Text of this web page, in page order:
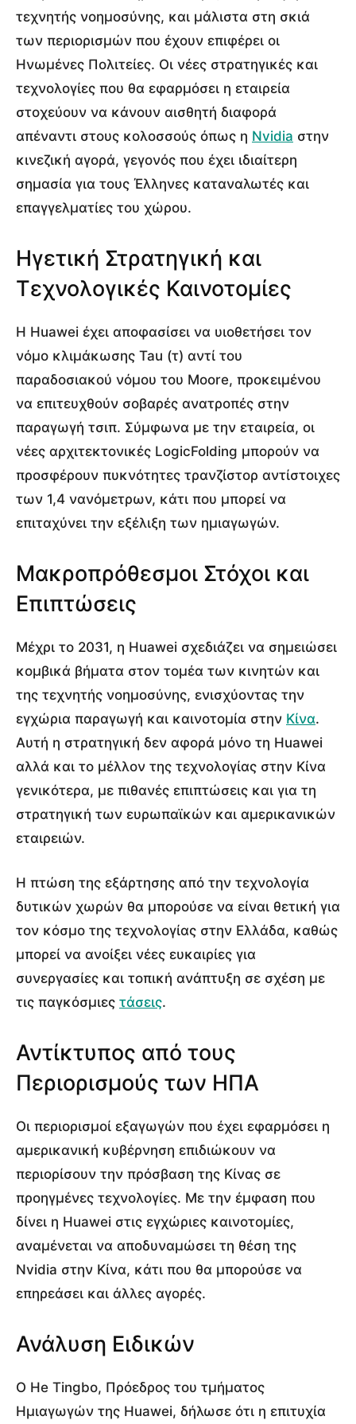
τεχνητής νοημοσύνης, και μάλιστα στη σκιά
των περιορισμών που έχουν επιφέρει οι
Ηνωμένες Πολιτείες. Οι νέες στρατηγικές και
τεχνολογίες που θα εφαρμόσει η εταιρεία
στοχεύουν να κάνουν αισθητή διαφορά
απέναντι στους κολοσσούς όπως η Nvidia στην
κινεζική αγορά, γεγονός που έχει ιδιαίτερη
σημασία για τους Έλληνες καταναλωτές και
επαγγελματίες του χώρου.
Ηγετική Στρατηγική και
Τεχνολογικές Καινοτομίες
Η Huawei έχει αποφασίσει να υιοθετήσει τον
νόμο κλιμάκωσης Tau (τ) αντί του
παραδοσιακού νόμου του Moore, προκειμένου
να επιτευχθούν σοβαρές ανατροπές στην
παραγωγή τσιπ. Σύμφωνα με την εταιρεία, οι
νέες αρχιτεκτονικές LogicFolding μπορούν να
προσφέρουν πυκνότητες τρανζίστορ αντίστοιχες
των 1,4 νανόμετρων, κάτι που μπορεί να
επιταχύνει την εξέλιξη των ημιαγωγών.
Μακροπρόθεσμοι Στόχοι και
Επιπτώσεις
Μέχρι το 2031, η Huawei σχεδιάζει να σημειώσει
κομβικά βήματα στον τομέα των κινητών και
της τεχνητής νοημοσύνης, ενισχύοντας την
εγχώρια παραγωγή και καινοτομία στην Κίνα.
Αυτή η στρατηγική δεν αφορά μόνο τη Huawei
αλλά και το μέλλον της τεχνολογίας στην Κίνα
γενικότερα, με πιθανές επιπτώσεις και για τη
στρατηγική των ευρωπαϊκών και αμερικανικών
εταιρειών.
Η πτώση της εξάρτησης από την τεχνολογία
δυτικών χωρών θα μπορούσε να είναι θετική για
τον κόσμο της τεχνολογίας στην Ελλάδα, καθώς
μπορεί να ανοίξει νέες ευκαιρίες για
συνεργασίες και τοπική ανάπτυξη σε σχέση με
τις παγκόσμιες τάσεις.
Αντίκτυπος από τους
Περιορισμούς των ΗΠΑ
Οι περιορισμοί εξαγωγών που έχει εφαρμόσει η
αμερικανική κυβέρνηση επιδιώκουν να
περιορίσουν την πρόσβαση της Κίνας σε
προηγμένες τεχνολογίες. Με την έμφαση που
δίνει η Huawei στις εγχώριες καινοτομίες,
αναμένεται να αποδυναμώσει τη θέση της
Nvidia στην Κίνα, κάτι που θα μπορούσε να
επηρεάσει και άλλες αγορές.
Ανάλυση Ειδικών
Ο He Tingbo, Πρόεδρος του τμήματος
Ημιαγωγών της Huawei, δήλωσε ότι η επιτυχία